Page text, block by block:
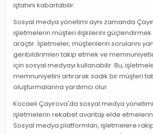
iştahını kabartabilir.
Sosyal medya yönetimi aynı zamanda
işletmelerin müşteri ilişkilerini güçlendirmek
araçtır. İşletmeler, müşterilerin sorularını
geribildirimleri takip etmek ve
için sosyal medyayı kullanabilir. Bu,
memnuniyetini artırarak sadık bir müşteri
oluşturmalarına yardımcı olur.
Kocaeli Çayırova'da sosyal medya
işletmelerin rekabet avantajı elde
Sosyal medya platformları, işletmelere